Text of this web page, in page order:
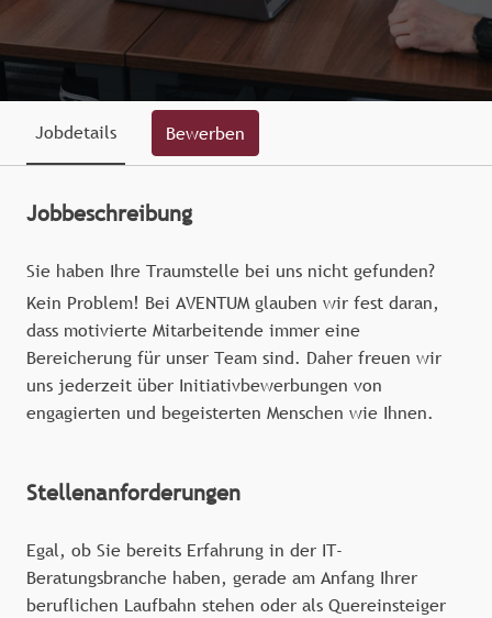
Jobdetails Bewerben
Jobbeschreibung
Sie haben Ihre Traumstelle bei uns nicht gefunden?
Kein Problem! Bei AVENTUM glauben wir fest daran,
dass motivierte Mitarbeitende immer eine
Bereicherung für unser Team sind. Daher freuen wir
uns jederzeit über Initiativbewerbungen von
engagierten und begeisterten Menschen wie Ihnen.
Stellenanforderungen
Egal, ob Sie bereits Erfahrung in der IT-
Beratungsbranche haben, gerade am Anfang Ihrer
beruflichen Laufbahn stehen oder als Quereinsteiger